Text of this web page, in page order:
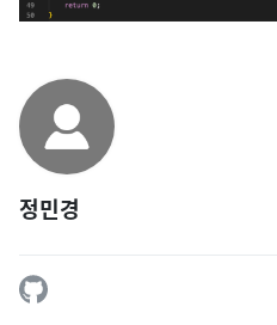
정민경